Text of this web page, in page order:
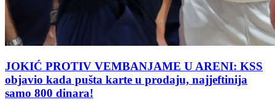
JOKIĆ PROTIV VEMBANJAME U ARENI: KSS
objavio kada pušta karte u prodaju, najjeftinija
samo 800 dinara!